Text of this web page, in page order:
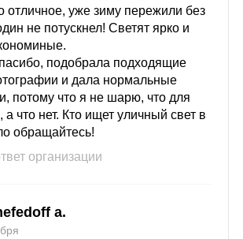
отличное, уже зиму пережили без
не потускнел! Светят ярко и
подобрала подходящие
и дала нормальные
потому что я не шарю, что для
что нет. Кто ищет уличный свет в
обращайтесь!
организации
a.